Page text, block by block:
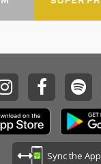
Sync the App